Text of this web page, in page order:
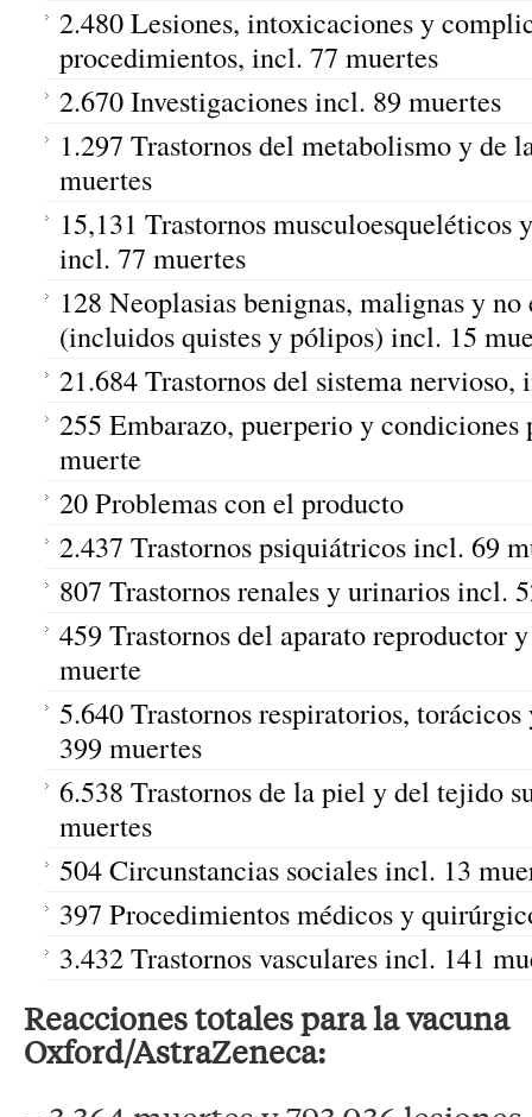
2.480 Lesiones, intoxicaciones y
procedimientos, incl. 77 muertes
2.670 Investigaciones incl. 89 muertes
1.297 Trastornos del metabolismo y de
muertes
15,131 Trastornos
incl. 77 muertes
128 Neoplasias benignas, malignas y no
(incluidos quistes y pólipos) incl. 15
21.684 Trastornos del sistema nervioso,
255 Embarazo, puerperio y
muerte
20 Problemas con el producto
2.437 Trastornos psiquiátricos incl. 69
807 Trastornos renales y urinarios incl.
459 Trastornos del aparato reproductor
muerte
5.640 Trastornos respiratorios,
399 muertes
6.538 Trastornos de la piel y del tejido
muertes
504 Circunstancias sociales incl. 13
397 Procedimientos médicos y
3.432 Trastornos vasculares incl. 141
Reacciones totales para la vacuna
Oxford/AstraZeneca: